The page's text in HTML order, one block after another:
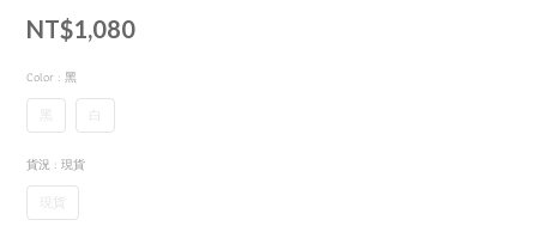
NT$1,080
Color : 黑
貨況 : 現貨
現貨